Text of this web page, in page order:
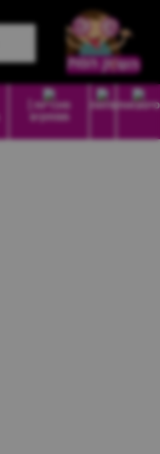
סיטונאותמזווה
סוכריות |
ממתקים